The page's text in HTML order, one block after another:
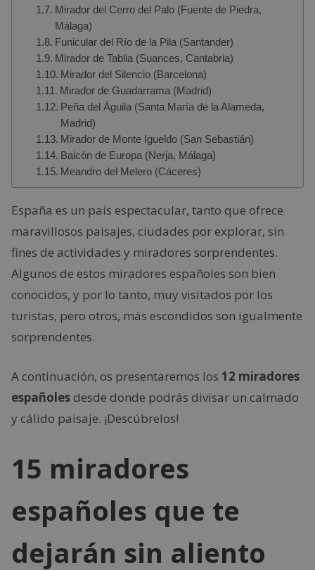
Mirador del Cerro del Palo (Fuente de Piedra,
Málaga)
Funicular del Río de la Pila (Santander)
Mirador de Tablia (Suances, Cantabria)
Mirador del Silencio (Barcelona)
Mirador de Guadarrama (Madrid)
Peña del Águila (Santa María de la Alameda,
Madrid)
Mirador de Monte Igueldo (San Sebastián)
Balcón de Europa (Nerja, Málaga)
Meandro del Melero (Cáceres)
España es un país espectacular, tanto que ofrece
maravillosos paisajes, ciudades por explorar, sin
fines de actividades y miradores sorprendentes.
Algunos de estos miradores españoles son bien
conocidos, y por lo tanto, muy visitados por los
turistas, pero otros, más escondidos son igualmente
sorprendentes.
A continuación, os presentaremos los 12 miradores
españolesdesde donde podrás divisar un calmado
y cálido paisaje. ¡Descúbrelos!
15 miradores
españoles que te
dejarán sin aliento